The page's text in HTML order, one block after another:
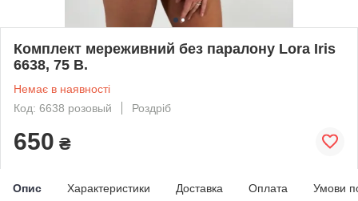
Комплект мереживний без паралону Lora Iris
6638, 75 В.
Немає в наявності
Код: 6638 розовый
Роздріб
650 ₴
Опис Характеристики Доставка Оплата Умови